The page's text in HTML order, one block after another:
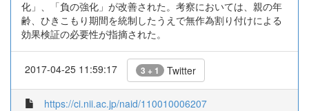
化」、「負の強化」が改善された。考察においては、親の年
齢、ひきこもり期間を統制したうえで無作為割り付けによる
効果検証の必要性が指摘された。
2017-04-25 11:59:17 3 + 1 Twitter
https://ci.nii.ac.jp/naid/110010006207